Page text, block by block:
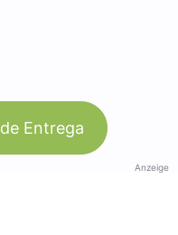
Entrega
Anzeige